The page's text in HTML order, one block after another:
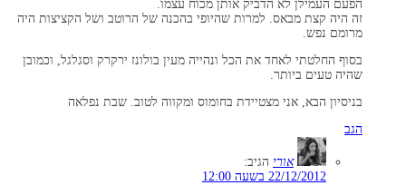
הפעם העמילן לא הדביק אותן מכוח עצמו.
זה היה קצת מבאס. למרות שהיופי בהכנה של הרוטב ושל הקציצות היה
מרומם נפש.
בסוף החלטתי לאחד את הכל ונהייה מעין בולונז ירקרק וסגלגל, וכמובן
שהיה טעים ביותר.
בניסיון הבא, אני מצטיידת בחומוס ומקווה לטוב. שבת נפלאה
הגב
אורי הגיב:
22/12/2012 בשעה 12:00